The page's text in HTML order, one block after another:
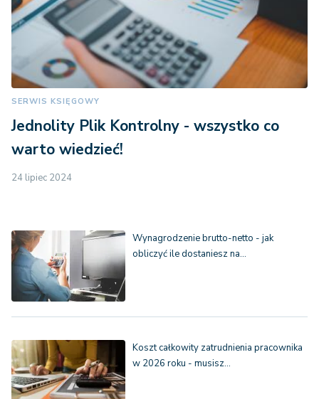
SERWIS KSIĘGOWY
Jednolity Plik Kontrolny - wszystko co
warto wiedzieć!
24 lipiec 2024
Wynagrodzenie brutto-netto - jak
obliczyć ile dostaniesz na…
Koszt całkowity zatrudnienia pracownika
w 2026 roku - musisz…